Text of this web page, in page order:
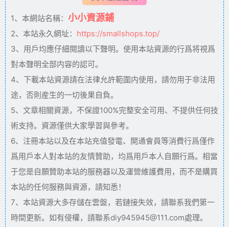
1、本網站名稱： 小小資源鋪
2、本站永久網址： https://smallshops.top/
3、用戶均應仔細閱讀以下聲明。使用本站資源的行爲将視爲
對本聲明全部内容的認可。
4、下載本站資源請在法律允許範圍内使用，請勿用于非法用
途，否則産生的一切後果自負。
5、文章相關資源，不保證100%完整安全可用、不提供任何技
術支持。資源僅供大家學習與參考。
6、注冊本站以及在本站充值發電、開通會員等消費行爲僅作
爲用戶本人對本站的友情贊助，均爲用戶本人自願行爲。相當
于您是自願贊助本站的服務器以及運營維護費用，而不是購買
本站的任何服務與資源，請知悉！
7、本站資源大多存儲在雲盤，若鏈接失效，請聯系我們第一
時間更新。如有侵權，請聯系diy945945@111.com處理。